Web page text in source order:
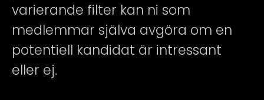
varierande filter kan ni som
medlemmar själva avgöra om en
potentiell kandidat är intressant
eller ej.